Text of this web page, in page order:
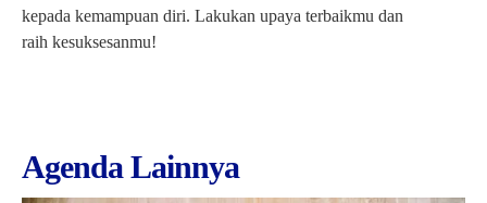
kepada kemampuan diri. Lakukan upaya terbaikmu dan
raih kesuksesanmu!
Agenda Lainnya